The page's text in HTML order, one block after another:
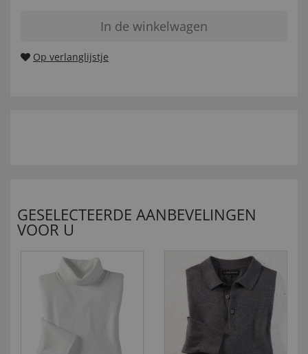
In de winkelwagen
Op verlanglijstje
GESELECTEERDE AANBEVELINGEN
VOOR U